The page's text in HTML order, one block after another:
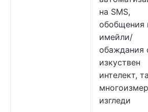
на SMS,
обобщения
имейли/
обаждания
изкуствен
интелект,
изгледи